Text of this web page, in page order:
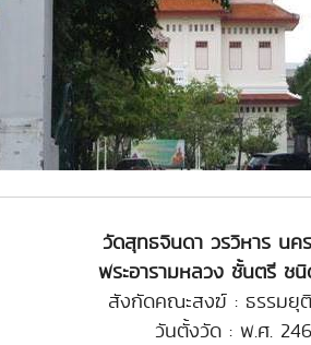
วัดสุทธจินดา วรวิหาร นค
พระอารามหลวง ชั้นตรี ชนิ
สังกัดคณะสงฆ์ : ธรรมยุ
วันตั้งวัด : พ.ศ.